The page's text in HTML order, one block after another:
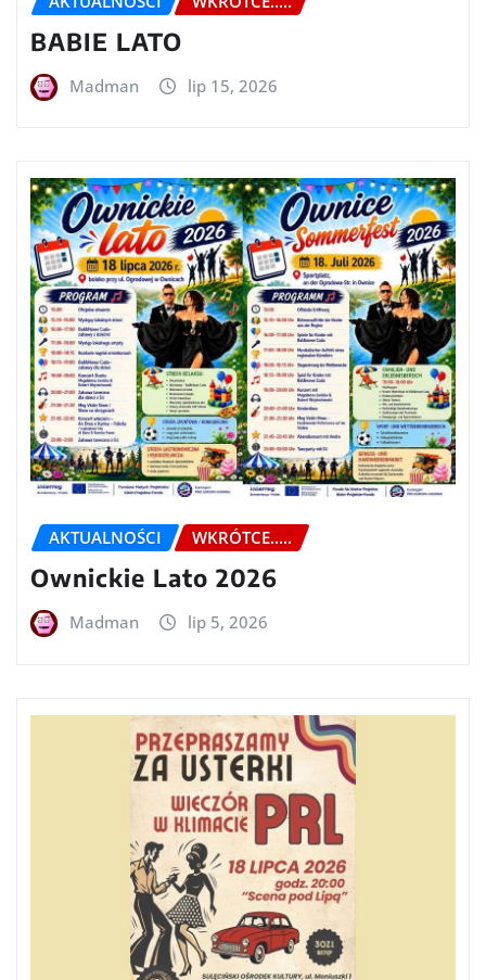
BABIE LATO
Madman lip 15, 2026
AKTUALNOŚCI WKRÓTCE.....
Ownickie Lato 2026
Madman lip 5, 2026